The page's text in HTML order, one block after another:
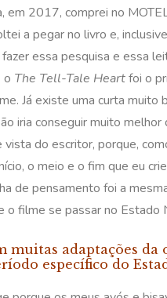
em 2017, comprei no
a pegar no livro e,
essa pesquisa e essa
o The Tell-Tale Heartfoi o
Já existe uma curta
iria conseguir muito
do escritor, porque,
o meio e o fim que eu
de pensamento foi a
o filme se passar no Estado
muitas adaptações
específico do